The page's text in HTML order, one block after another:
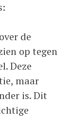
de
op tegen
Deze
maar
is. Dit